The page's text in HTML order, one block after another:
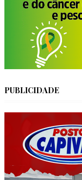
PUBLICIDADE